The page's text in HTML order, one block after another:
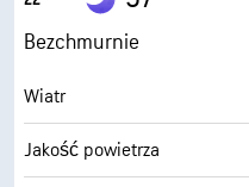
AccuLumen Brightness Index™
Zachmurzenie
Widoczność
Bezchmurnie
Wiatr
Jakość powietrza